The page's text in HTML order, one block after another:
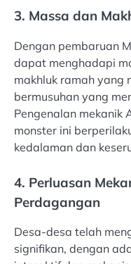
3. Massa dan
Dengan pembaruan
dapat menghadapi
makhluk ramah yang
bermusuhan yang
Pengenalan mekanik
monster ini
kedalaman dan
4. Perluasan
Perdagangan
Desa-desa telah
signifikan, dengan